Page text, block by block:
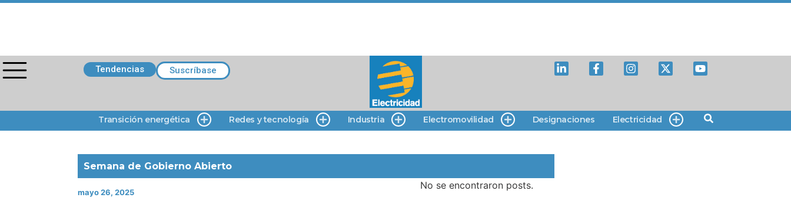
Tendencias Suscríbase
Transición energética Redes y tecnología Industria Electromovilidad Designaciones Electricidad
Semana de Gobierno Abierto
mayo 26, 2025
No se encontraron posts.